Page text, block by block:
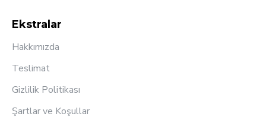
Ekstralar
Hakkımızda
Teslimat
Gizlilik Politikası
Şartlar ve Koşullar